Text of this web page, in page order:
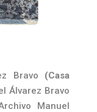
Bravo (Casa
Álvarez Bravo
Manuel